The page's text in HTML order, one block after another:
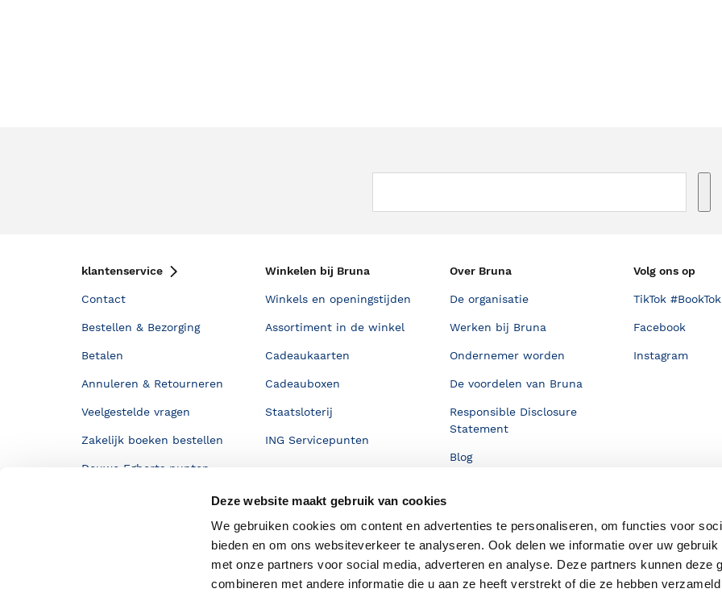
Deze website maakt gebruik van cookies
We gebruiken cookies om content en advertenties te personaliseren, om functies voor
bieden en om ons websiteverkeer te analyseren. Ook delen we informatie over uw
met onze partners voor social media, adverteren en analyse. Deze partners kunnen deze
combineren met andere informatie die u aan ze heeft verstrekt of die ze hebben
klantenservice
Contact
Bestellen & Bezorging
Betalen
Annuleren & Retourneren
Veelgestelde vragen
Zakelijk boeken bestellen
Douwe Egberts punten
Winkelen bij Bruna
Winkels en openingstijden
Assortiment in de winkel
Cadeaukaarten
Cadeauboxen
Staatsloterij
ING Servicepunten
Over Bruna
De organisatie
Werken bij Bruna
Ondernemer worden
De voordelen van Bruna
Responsible Disclosure
Statement
Blog
Volg ons op
TikTok #BookTok
Facebook
Instagram